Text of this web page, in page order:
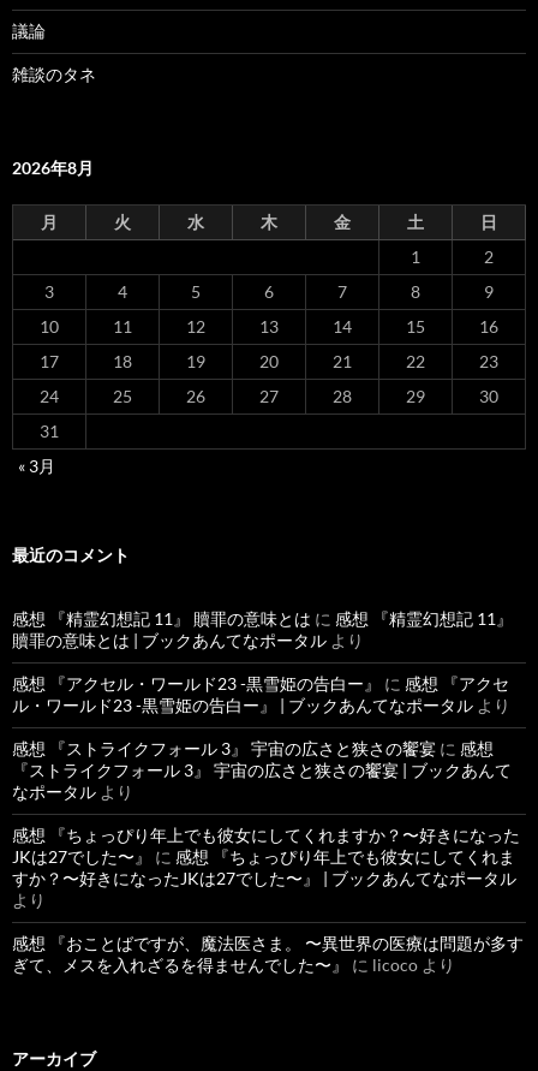
議論
雑談のタネ
2026年8月
月 火 水 木 金 土
日
1
2
3
4 5 6 7 8
9
10
11 12 13 14 15
16
17
18 19 20 21 22
23
24
25 26 27 28 29
30
31
« 3月
最近のコメント
感想 『精霊幻想記 11』 贖罪の意味とは に 感想 『精霊幻想記 11』
贖罪の意味とは | ブックあんてなポータル より
感想 『アクセル・ワールド23 -黒雪姫の告白ー』 に 感想 『アクセ
ル・ワールド23 -黒雪姫の告白ー』 | ブックあんてなポータル より
感想 『ストライクフォール 3』 宇宙の広さと狭さの饗宴 に 感想
『ストライクフォール 3』 宇宙の広さと狭さの饗宴 | ブックあんて
なポータル より
感想 『ちょっぴり年上でも彼女にしてくれますか？〜好きになった
JKは27でした〜』
に 感想 『ちょっぴり年上でも彼女にしてくれま
すか？〜好きになったJKは27でした〜』 | ブックあんてなポータル
より
感想 『おことばですが、魔法医さま。 〜異世界の医療は問題が多す
ぎて、メスを入れざるを得ませんでした〜』
に licoco より
アーカイブ